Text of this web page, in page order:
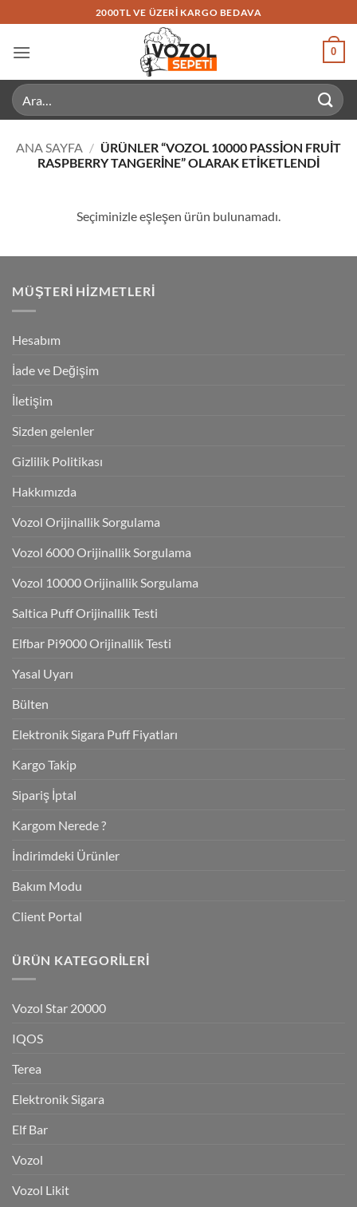
atla
2000TL VE ÜZERI KARGO BEDAVA
0
Ara:
ANA SAYFA / ÜRÜNLER “VOZOL 10000 PASSION FRUIT
RASPBERRY TANGERINE” OLARAK ETIKETLENDI
Seçiminizle eşleşen ürün bulunamadı.
MÜŞTERI HIZMETLERI
Hesabım
İade ve Değişim
İletişim
Sizden gelenler
Gizlilik Politikası
Hakkımızda
Vozol Orijinallik Sorgulama
Vozol 6000 Orijinallik Sorgulama
Vozol 10000 Orijinallik Sorgulama
Saltica Puff Orijinallik Testi
Elfbar Pi9000 Orijinallik Testi
Yasal Uyarı
Bülten
Elektronik Sigara Puff Fiyatları
Kargo Takip
Sipariş İptal
Kargom Nerede ?
İndirimdeki Ürünler
Bakım Modu
Client Portal
ÜRÜN KATEGORILERI
Vozol Star 20000
IQOS
Terea
Elektronik Sigara
Elf Bar
Vozol
Vozol Likit